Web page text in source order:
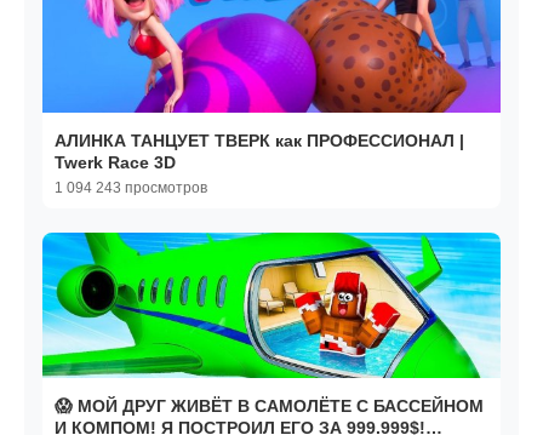
АЛИНКА ТАНЦУЕТ ТВЕРК как ПРОФЕССИОНАЛ |
Twerk Race 3D
1 094 243 просмотров
😱 МОЙ ДРУГ ЖИВЁТ В САМОЛЁТЕ С БАССЕЙНОМ
И КОМПОМ! Я ПОСТРОИЛ ЕГО ЗА 999.999$!